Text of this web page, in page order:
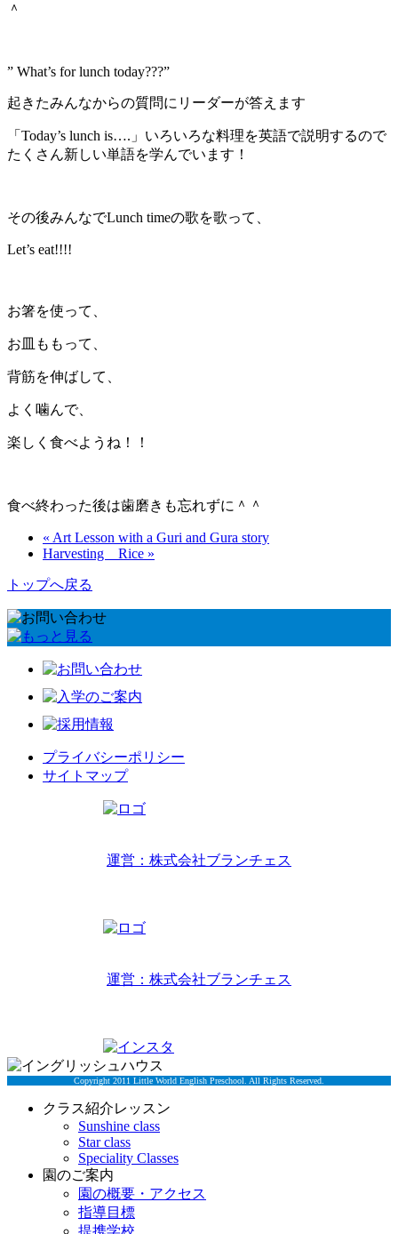
＾
” What’s for lunch today???”
起きたみんなからの質問にリーダーが答えます
「Today’s lunch is….」いろいろな料理を英語で説明するので
たくさん新しい単語を学んでいます！
その後みんなでLunch timeの歌を歌って、
Let’s eat!!!!
お箸を使って、
お皿ももって、
背筋を伸ばして、
よく噛んで、
楽しく食べようね！！
食べ終わった後は歯磨きも忘れずに＾＾
« Art Lesson with a Guri and Gura story
Harvesting Rice »
トップへ戻る
プライバシーポリシー
サイトマップ
運営：株式会社ブランチェス
運営：株式会社ブランチェス
Copyright 2011 Little World English Preschool. All Rights Reserved.
クラス紹介レッスン
Sunshine class
Star class
Speciality Classes
園のご案内
園の概要・アクセス
指導目標